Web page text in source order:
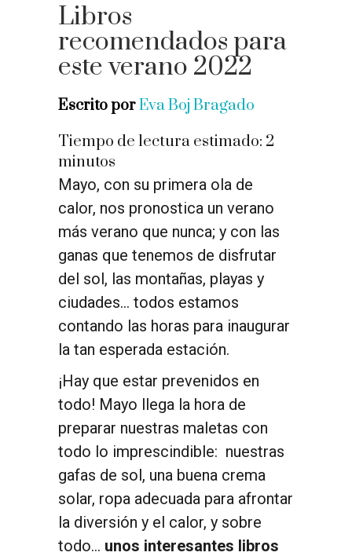
Libros
recomendados para
este verano 2022
Escrito porEva Boj Bragado
Tiempo de lectura estimado: 2
minutos
Mayo, con su primera ola de
calor, nos pronostica un verano
más verano que nunca; y con las
ganas que tenemos de disfrutar
del sol, las montañas, playas y
ciudades… todos estamos
contando las horas para inaugurar
la tan esperada estación.
¡Hay que estar prevenidos en
todo! Mayo llega la hora de
preparar nuestras maletas con
todo lo imprescindible: nuestras
gafas de sol, una buena crema
solar, ropa adecuada para afrontar
la diversión y el calor, y sobre
todo… unos interesantes libros